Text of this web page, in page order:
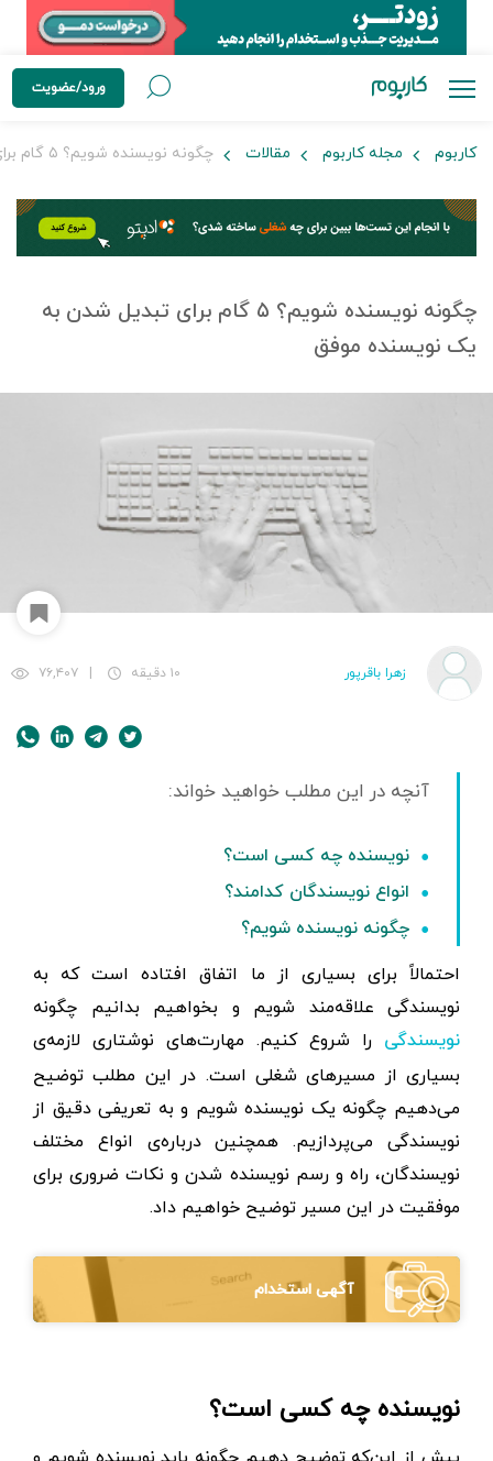
ورود/عضویت
کاربوم مجله کاربوم مقالات چگونه نویسنده شویم؟ ۵ گام برای تبدیل شدن به یک نویسنده موفق
چگونه نویسنده شویم؟ ۵ گام برای تبدیل شدن به
یک نویسنده موفق
زهرا باقرپور ۱۰ دقیقه ۷۶,۴۰۷
نویسنده چه کسی است؟
انواع نویسندگان کدامند؟
چگونه نویسنده شویم؟
احتمالاً برای بسیاری از ما اتفاق افتاده است که به
نویسندگی علاقه‌مند شویم و بخواهیم بدانیم چگونه
نویسندگی را شروع کنیم. مهارت‌های نوشتاری لازمه‌ی
بسیاری از مسیرهای شغلی است. در این مطلب توضیح
می‌دهیم چگونه یک نویسنده شویم و به تعریفی دقیق از
نویسندگی می‌پردازیم. همچنین درباره‌ی انواع مختلف
نویسندگان، راه و رسم نویسنده شدن و نکات ضروری برای
موفقیت در این مسیر توضیح خواهیم داد.
آگهی استخدام
نویسنده چه کسی است؟